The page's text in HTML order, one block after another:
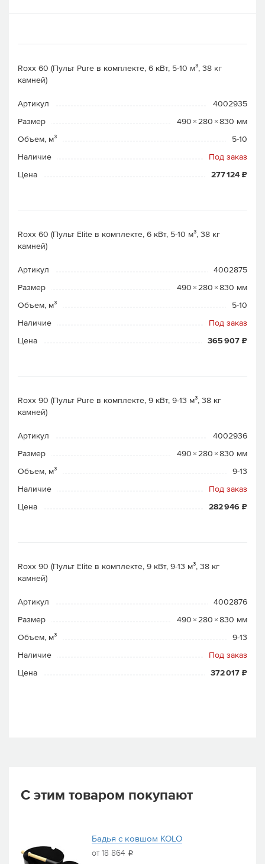
Roxx 60 (Пульт Pure в комплекте, 6 кВт, 5-10 м³, 38 кг
камней)
Артикул
4002935
Размер
490 × 280 × 830 мм
Объем, м³
5-10
Наличие
Под заказ
Цена
277 124 ₽
Roxx 60 (Пульт Elite в комплекте, 6 кВт, 5-10 м³, 38 кг
камней)
Артикул
4002875
Размер
490 × 280 × 830 мм
Объем, м³
5-10
Наличие
Под заказ
Цена
365 907 ₽
Roxx 90 (Пульт Pure в комплекте, 9 кВт, 9-13 м³, 38 кг
камней)
Артикул
4002936
Размер
490 × 280 × 830 мм
Объем, м³
9-13
Наличие
Под заказ
Цена
282 946 ₽
Roxx 90 (Пульт Elite в комплекте, 9 кВт, 9-13 м³, 38 кг
камней)
Артикул
4002876
Размер
490 × 280 × 830 мм
Объем, м³
9-13
Наличие
Под заказ
Цена
372 017 ₽
С этим товаром покупают
Бадья с ковшом KOLO
от 18 864 i